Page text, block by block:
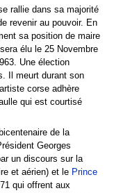
rallie dans sa majorité
revenir au pouvoir. En
sa position de maire
élu le 25 Novembre
Une élection
Il meurt durant son
corse adhère
qui est courtisé
de la
Georges
un discours sur la
et aérien) et le Prince
qui offrent aux